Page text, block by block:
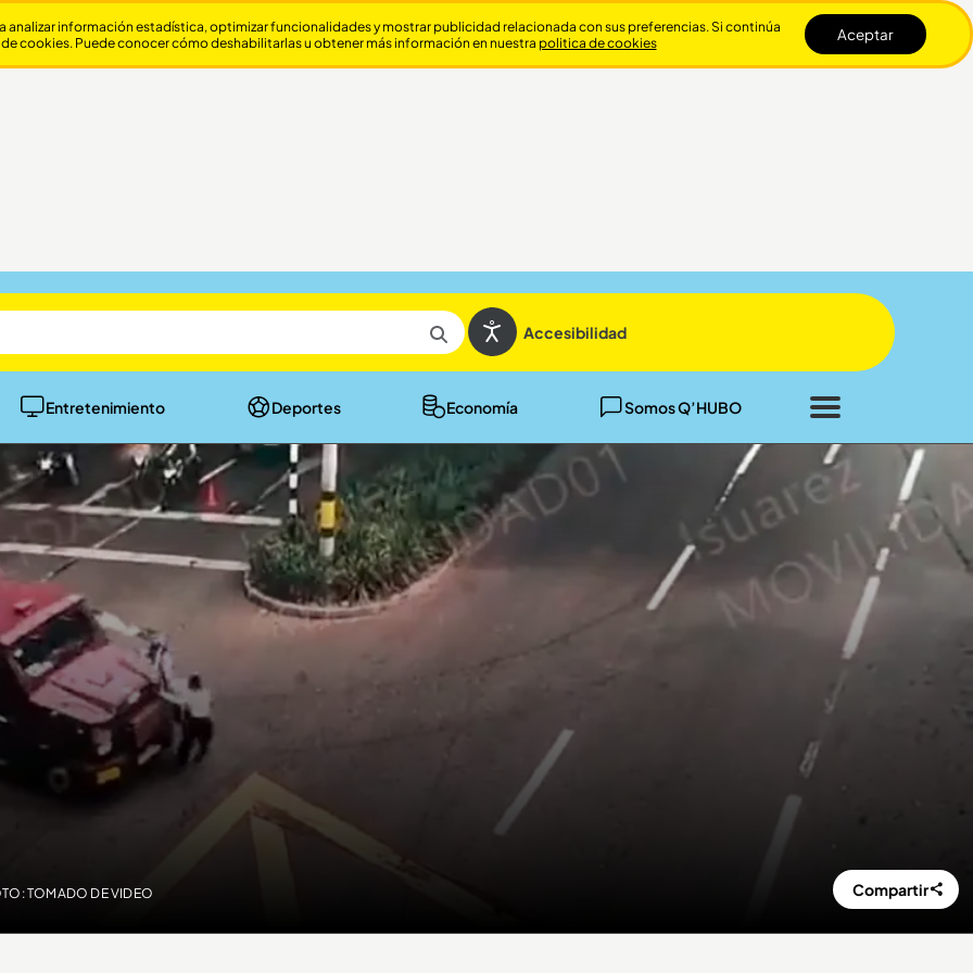
Accesibilidad
Entretenimiento Deportes Economía Somos Q’HUBO
Cerrar
TOMADO DE VIDEO Compartir
información estadística, optimizar funcionalidades y mostrar publicidad relacionada con sus preferencias. Si continúa
cookies. Puede conocer cómo deshabilitarlas u obtener más información en nuestra politica de cookies Aceptar